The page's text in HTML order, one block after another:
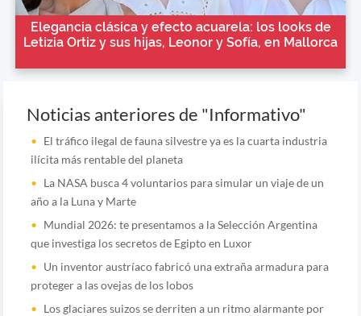
Elegancia clásica y efecto acuarela: los looks de
Letizia Ortiz y sus hijas, Leonor y Sofía, en Mallorca
Noticias anteriores de "Informativo"
El tráfico ilegal de fauna silvestre ya es la cuarta industria
ilícita más rentable del planeta
La NASA busca 4 voluntarios para simular un viaje de un
año a la Luna y Marte
Mundial 2026: te presentamos a la Selección Argentina
que investiga los secretos de Egipto en Luxor
Un inventor austríaco fabricó una extraña armadura para
proteger a las ovejas de los lobos
Los glaciares suizos se derriten a un ritmo alarmante por